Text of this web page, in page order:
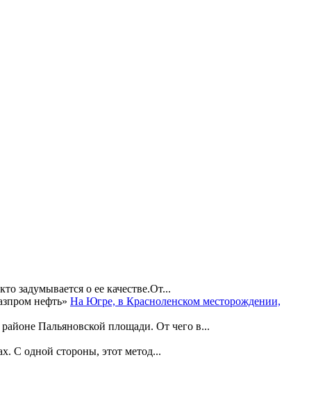
задумывается о ее качестве.От...
На Югре, в Красноленском месторождении,
Пальяновской площади. От чего в...
С одной стороны, этот метод...